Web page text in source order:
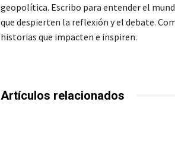
geopolítica. Escribo para entender el
que despierten la reflexión y el debate.
historias que impacten e inspiren.
Artículos relacionados